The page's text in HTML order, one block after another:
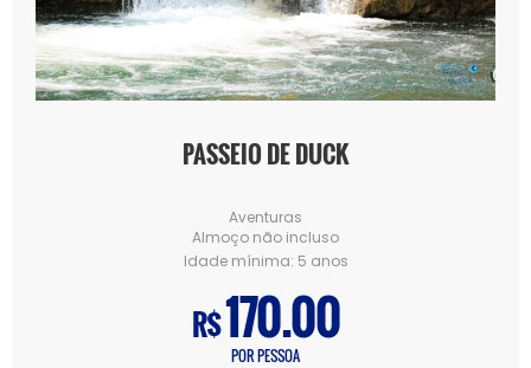
PASSEIO DE DUCK
Aventuras
Almoço não incluso
Idade mínima: 5 anos
R$170.00
POR PESSOA